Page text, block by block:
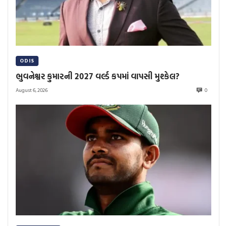
ODIS
ભુવનેશ્વર કુમારની 2027 વર્લ્ડ કપમાં વાપસી મુશ્કેલ?
August 6, 2026 0